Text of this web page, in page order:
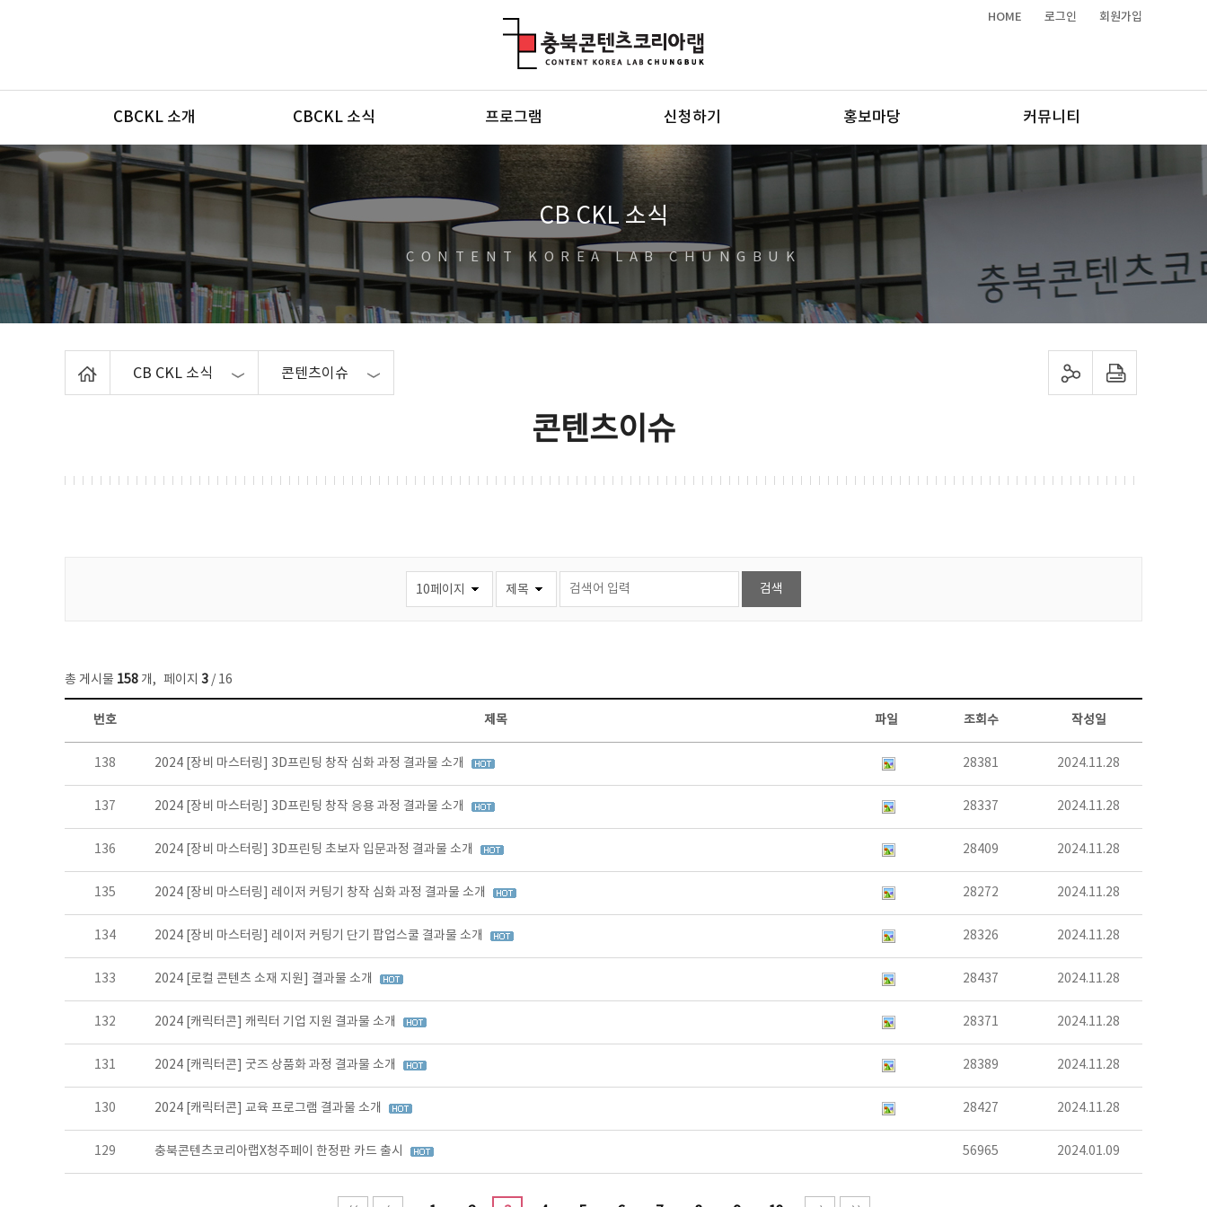
HOME 로그인 회원가입
메뉴
CBCKL 소개 CBCKL 소식 프로그램 신청하기 홍보마당 커뮤니티
CB CKL 소식
CONTENT KOREA LAB CHUNGBUK
CB CKL 소식 콘텐츠이슈 sns 공유하기 프린트하기
콘텐츠이슈
총 게시물 158 개, 페이지 3 / 16
콘텐츠이슈 목록 - 번호, 제목, 작성자, 파일, 조회수, 작성일 정보 제공
번호 제목 파일 조회수 작성일
138 2024 [장비 마스터링] 3D프린팅 창작 심화 과정 결과물 소개 28381 2024.11.28
137 2024 [장비 마스터링] 3D프린팅 창작 응용 과정 결과물 소개 28337 2024.11.28
136 2024 [장비 마스터링] 3D프린팅 초보자 입문과정 결과물 소개 28409 2024.11.28
135 2024 [장비 마스터링] 레이저 커팅기 창작 심화 과정 결과물 소개 28272 2024.11.28
134 2024 [장비 마스터링] 레이저 커팅기 단기 팝업스쿨 결과물 소개 28326 2024.11.28
133 2024 [로컬 콘텐츠 소재 지원] 결과물 소개 28437 2024.11.28
132 2024 [캐릭터콘] 캐릭터 기업 지원 결과물 소개 28371 2024.11.28
131 2024 [캐릭터콘] 굿즈 상품화 과정 결과물 소개 28389 2024.11.28
130 2024 [캐릭터콘] 교육 프로그램 결과물 소개 28427 2024.11.28
129 충북콘텐츠코리아랩X청주페이 한정판 카드 출시 56965 2024.01.09